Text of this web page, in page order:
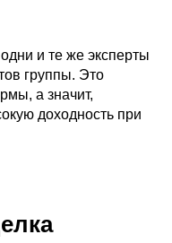
и те же эксперты
группы. Это
а значит,
доходность при